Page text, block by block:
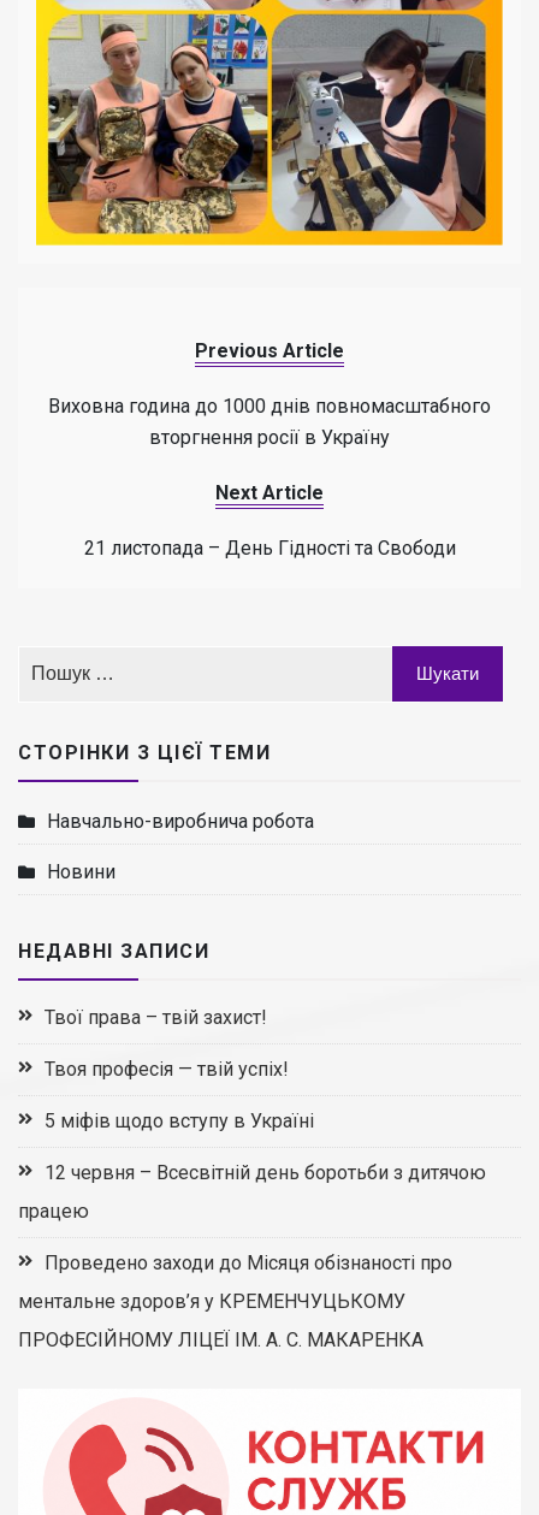
Previous Article
Виховна година до 1000 днів повномасштабного
вторгнення росії в Україну
Next Article
21 листопада – День Гідності та Свободи
СТОРІНКИ З ЦІЄЇ ТЕМИ
Навчально-виробнича робота
Новини
НЕДАВНІ ЗАПИСИ
Твої права – твій захист!
Твоя професія — твій успіх!
5 міфів щодо вступу в Україні
12 червня – Всесвітній день боротьби з дитячою
працею
Проведено заходи до Місяця обізнаності про
ментальне здоров’я у КРЕМЕНЧУЦЬКОМУ
ПРОФЕСІЙНОМУ ЛІЦЕЇ ІМ. А. С. МАКАРЕНКА